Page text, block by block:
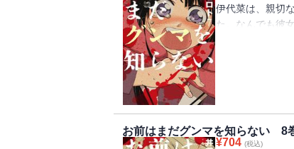
伊代菜は、親切
た。なんでも彼
校してきたとの
お前はまだグンマを知らない 8
¥704 (税込)